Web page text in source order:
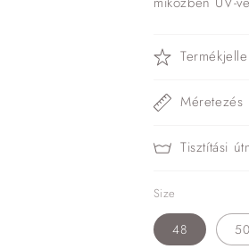
Méretezés
Tisztítási
Size
48 50